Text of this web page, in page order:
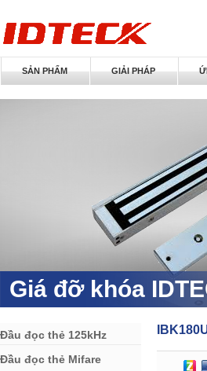
SẢN PHẨM GIẢI PHÁP
Giá đỡ khóa
Đầu đọc thẻ 125kHz
Đầu đọc thẻ Mifare